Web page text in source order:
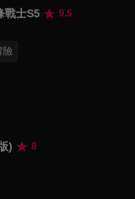
戰士S5
9.5
險
)
8